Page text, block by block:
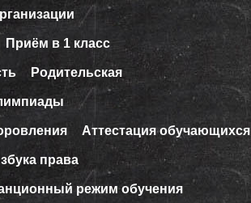
Приём в 1 класс
Родительская
Аттестация обучающихся
права
режим обучения